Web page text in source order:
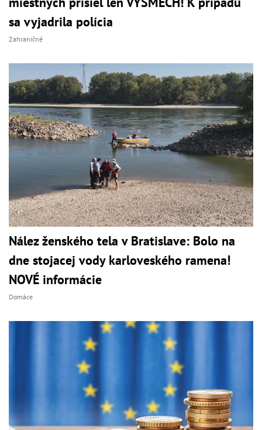
sa vyjadrila polícia
Zahraničné
Nález ženského tela v Bratislave: Bolo na
dne stojacej vody karloveského ramena!
NOVÉ informácie
Domáce